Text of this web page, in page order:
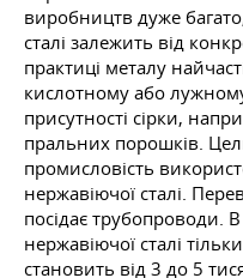
виробництв дуже
сталі залежить від
практиці металу
кислотному або
присутності сірки,
пральних порошків.
промисловість
нержавіючої сталі.
посідає трубопроводи.
нержавіючої сталі
становить від 3 до 5